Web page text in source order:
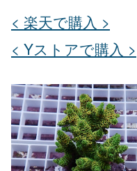
< 楽天で購入 >
< Yストアで購入 >